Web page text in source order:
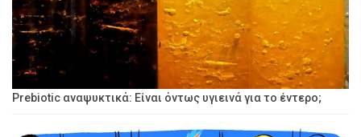
Prebiotic αναψυκτικά: Είναι όντως υγιεινά για το έντερο;